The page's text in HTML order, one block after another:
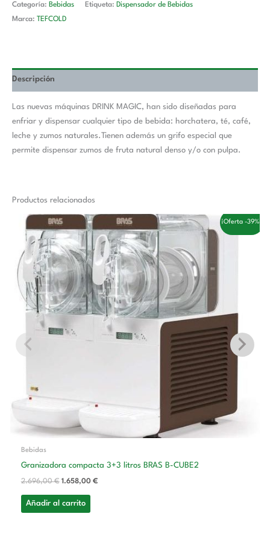
Categoría: Bebidas Etiqueta: Dispensador de Bebidas
Marca:
TEFCOLD
Descripción
Las nuevas máquinas DRINK MAGIC, han sido diseñadas para
enfriar y dispensar cualquier tipo de bebida: horchatera, té, café,
leche y zumos naturales.Tienen además un grifo especial que
permite dispensar zumos de fruta natural denso y/o con pulpa.
Productos relacionados
¡Oferta -39%!
Bebidas
Granizadora compacta 3+3 litros BRAS B-CUBE2
2.696,00€
El
precio
original
era:
2.696,00 €.
1.658,00 €
precio
actual
es:
1.658,00 €.
Añadir al carrito